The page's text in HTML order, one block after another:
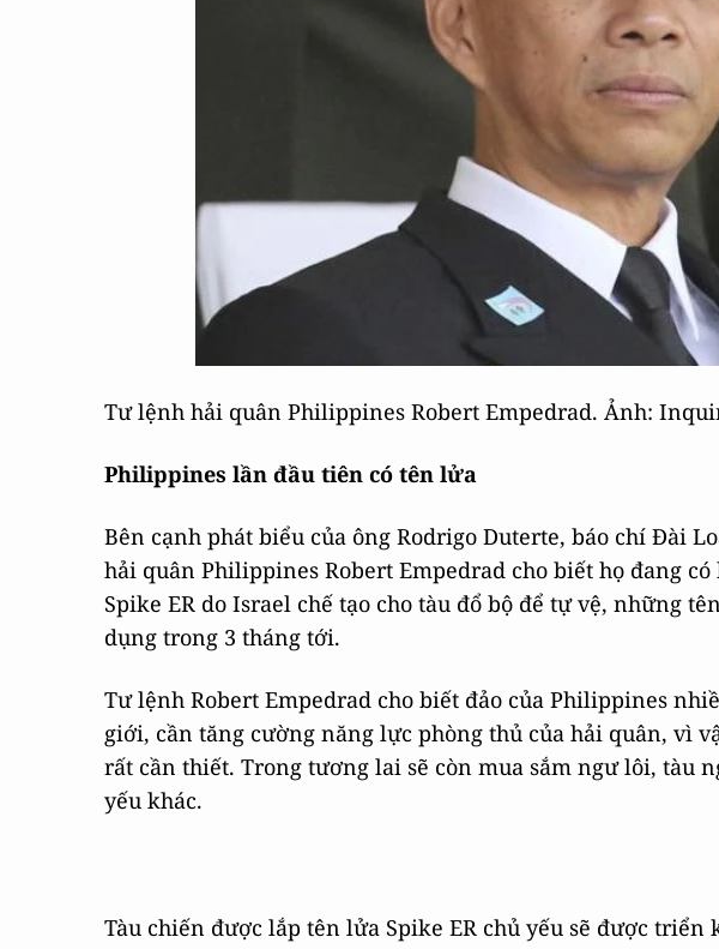
Tư lệnh hải quân Philippines Robert Empedrad. Ảnh:
Philippines lần đầu tiên có tên lửa
Bên cạnh phát biểu của ông Rodrigo Duterte, báo chí Đài
hải quân Philippines Robert Empedrad cho biết họ đang
Spike ER do Israel chế tạo cho tàu đổ bộ để tự vệ, những
dụng trong 3 tháng tới.
Tư lệnh Robert Empedrad cho biết đảo của Philippines
giới, cần tăng cường năng lực phòng thủ của hải quân, vì
rất cần thiết. Trong tương lai sẽ còn mua sắm ngư lôi, tàu
yếu khác.
Tàu chiến được lắp tên lửa Spike ER chủ yếu sẽ được